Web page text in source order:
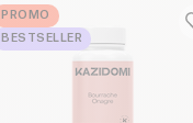
PROMO
BESTSELLER